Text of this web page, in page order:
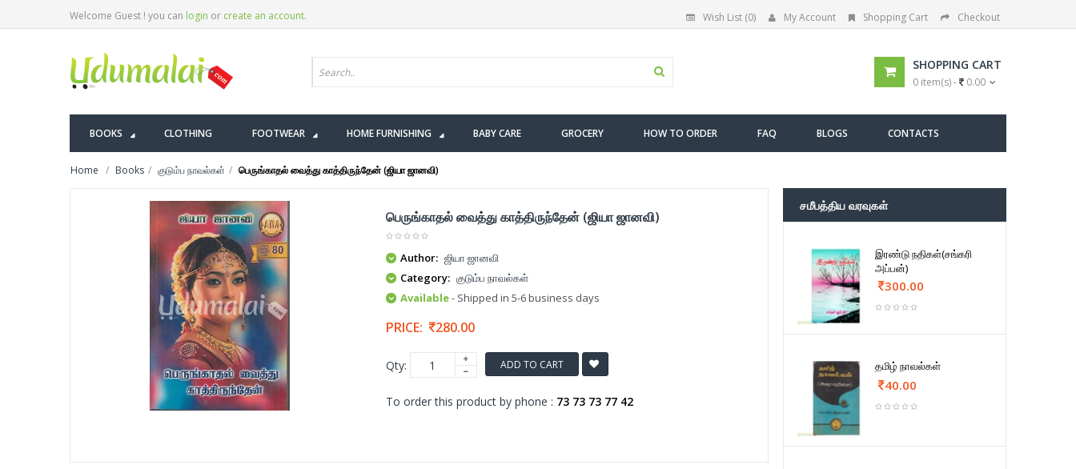
Welcome Guest ! you can login or create an account. Wish List (0) My Account Shopping Cart Checkout
SHOPPING CART
0 item(s) - 0.00
BOOKS CLOTHING FOOTWEAR HOME FURNISHING BABY CARE GROCERY HOW TO ORDER FAQ BLOGS CONTACTS
Home Books குடும்ப நாவல்கள் பெருங்காதல் வைத்து காத்திருந்தேன் (ஜியா ஜானவி)
பெருங்காதல் வைத்து காத்திருந்தேன் (ஜியா ஜானவி)
Author: ஜியா ஜானவி
Category: குடும்ப நாவல்கள்
Available- Shipped in 5-6 business days
PRICE: 280.00
Qty: ADD TO CART
To order this product by phone : 73 73 73 77 42
சமீபத்திய வரவுகள்
இரண்டு நதிகள்(சங்கரி
அப்பன்)
300.00
தமிழ் நாவல்கள்
40.00